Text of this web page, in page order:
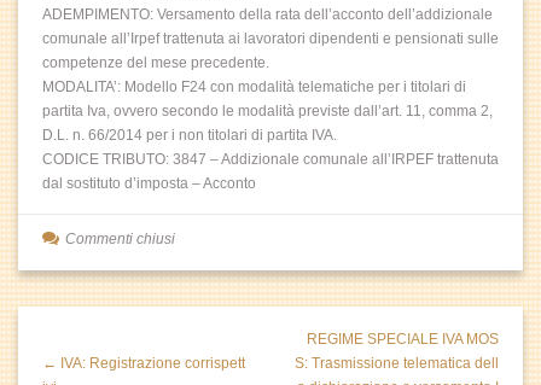
ADEMPIMENTO: Versamento della rata dell’acconto dell’addizionale
comunale all’Irpef trattenuta ai lavoratori dipendenti e pensionati sulle
competenze del mese precedente.
MODALITA’: Modello F24 con modalità telematiche per i titolari di
partita Iva, ovvero secondo le modalità previste dall’art. 11, comma 2,
D.L. n. 66/2014 per i non titolari di partita IVA.
CODICE TRIBUTO: 3847 – Addizionale comunale all’IRPEF trattenuta
dal sostituto d’imposta – Acconto
Commenti chiusi
← IVA: Registrazione corrispett
REGIME SPECIALE IVA MOS
S: Trasmissione telematica dell